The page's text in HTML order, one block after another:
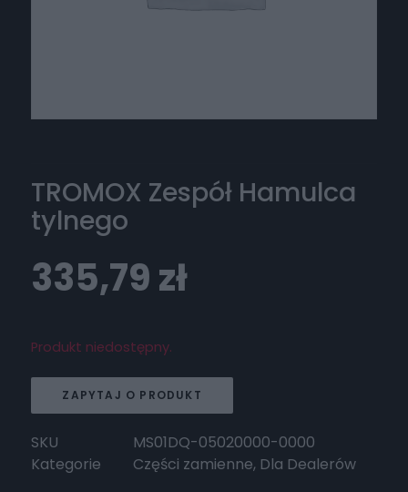
TROMOX Zespół Hamulca
tylnego
335,79zł
Produkt niedostępny.
ZAPYTAJ O PRODUKT
SKU
MS01DQ-05020000-0000
Kategorie
Części zamienne, Dla Dealerów